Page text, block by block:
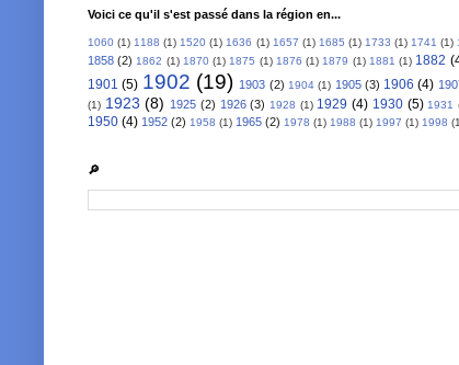
Voici ce qu'il s'est passé dans la région en...
1060 (1) 1188 (1) 1520 (1) 1636 (1) 1657 (1) 1685 (1) 1733 (1) 1741 (1)
1858 (2) 1862 (1) 1870 (1) 1875 (1) 1876 (1) 1879 (1) 1881 (1) 1882
1901 (5) 1902 (19) 1903 (2) 1904 (1) 1905 (3) 1906 (4)
(1) 1923 (8) 1925 (2) 1926 (3) 1928 (1) 1929 (4) 1930 (5) 1931
1950 (4) 1952 (2) 1958 (1) 1965 (2) 1978 (1) 1988 (1) 1997 (1) 1998
🔎